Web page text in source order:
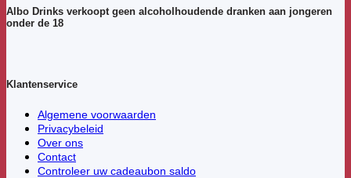
Albo Drinks verkoopt geen alcoholhoudende dranken aan jongeren
onder de 18
Klantenservice
Algemene voorwaarden
Privacybeleid
Over ons
Contact
Controleer uw cadeaubon saldo